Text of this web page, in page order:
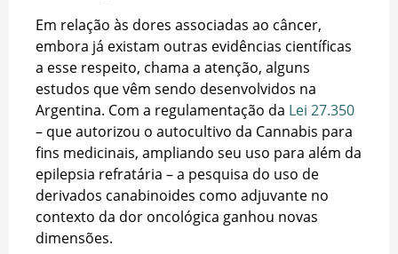
Em relação às dores associadas ao câncer,
embora já existam outras evidências científicas
a esse respeito, chama a atenção, alguns
estudos que vêm sendo desenvolvidos na
Argentina. Com a regulamentação da Lei 27.350
– que autorizou o autocultivo da Cannabis para
fins medicinais, ampliando seu uso para além da
epilepsia refratária – a pesquisa do uso de
derivados canabinoides como adjuvante no
contexto da dor oncológica ganhou novas
dimensões.